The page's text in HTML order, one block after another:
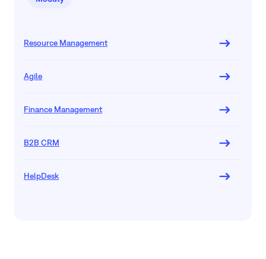
Resource Management
Agile
Finance Management
B2B CRM
HelpDesk